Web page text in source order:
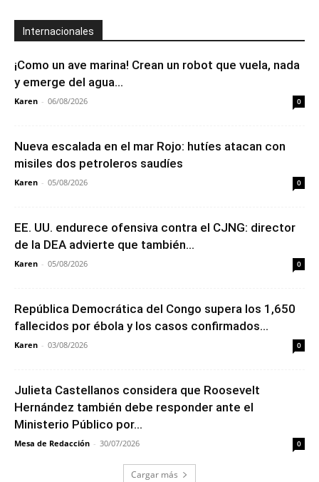
Internacionales
¡Como un ave marina! Crean un robot que vuela, nada
y emerge del agua...
Karen - 06/08/2026 0
Nueva escalada en el mar Rojo: hutíes atacan con
misiles dos petroleros saudíes
Karen - 05/08/2026 0
EE. UU. endurece ofensiva contra el CJNG: director
de la DEA advierte que también...
Karen - 05/08/2026 0
República Democrática del Congo supera los 1,650
fallecidos por ébola y los casos confirmados...
Karen - 03/08/2026 0
Julieta Castellanos considera que Roosevelt
Hernández también debe responder ante el
Ministerio Público por...
Mesa de Redacción - 30/07/2026 0
Cargar más